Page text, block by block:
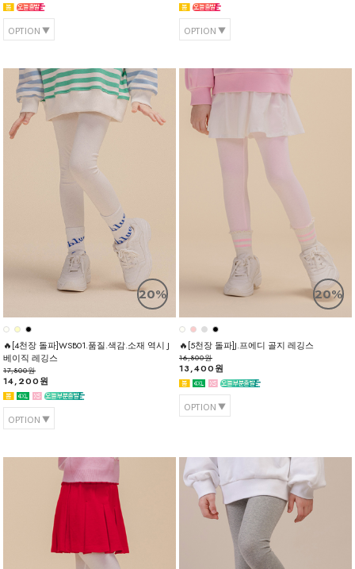
OPTION OPTION
20%
🔥[4천장 돌파]WSB01.품질.색감.소재 역시 J
베이직 레깅스
17,800원
14,200원
OPTION
20%
🔥[5천장 돌파]J.프에디 골지 레깅스
16,800원
13,400원
OPTION